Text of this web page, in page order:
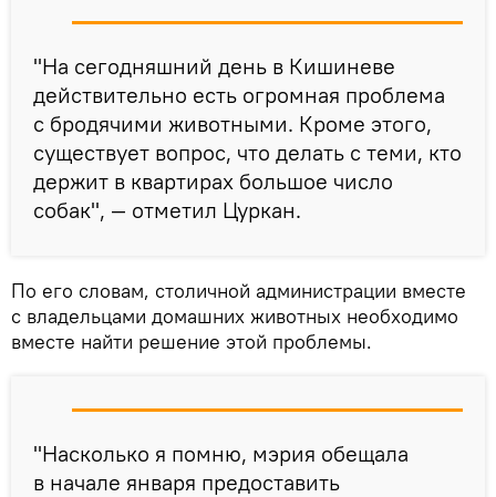
"На сегодняшний день в Кишиневе
действительно есть огромная проблема
с бродячими животными. Кроме этого,
существует вопрос, что делать с теми, кто
держит в квартирах большое число
собак", — отметил Цуркан.
По его словам, столичной администрации вместе
с владельцами домашних животных необходимо
вместе найти решение этой проблемы.
"Насколько я помню, мэрия обещала
в начале января предоставить